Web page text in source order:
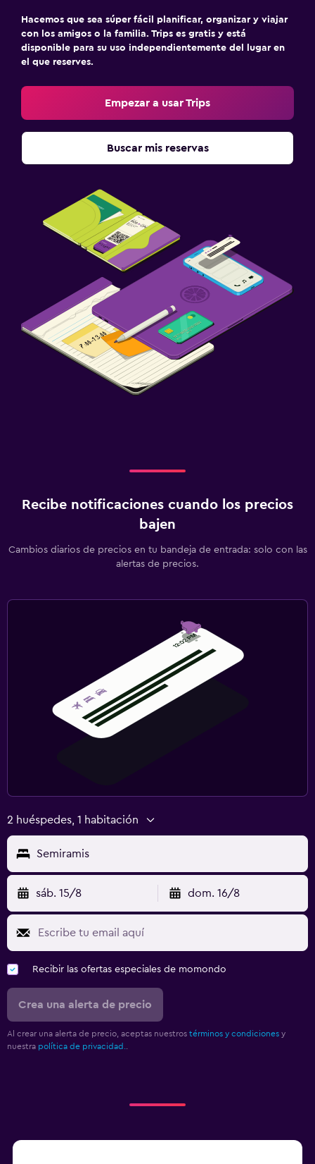
Hacemos que sea súper fácil planificar, organizar y viajar
con los amigos o la familia. Trips es gratis y está
disponible para su uso independientemente del lugar en
el que reserves.
Empezar a usar Trips
Buscar mis reservas
Recibe notificaciones cuando los precios
bajen
Cambios diarios de precios en tu bandeja de entrada: solo con las
alertas de precios.
2 huéspedes, 1 habitación
Semiramis
sáb. 15/8 dom. 16/8
Recibir las ofertas especiales de momondo
Crea una alerta de precio
Al crear una alerta de precio, aceptas nuestros términos y condiciones y
nuestra política de privacidad.